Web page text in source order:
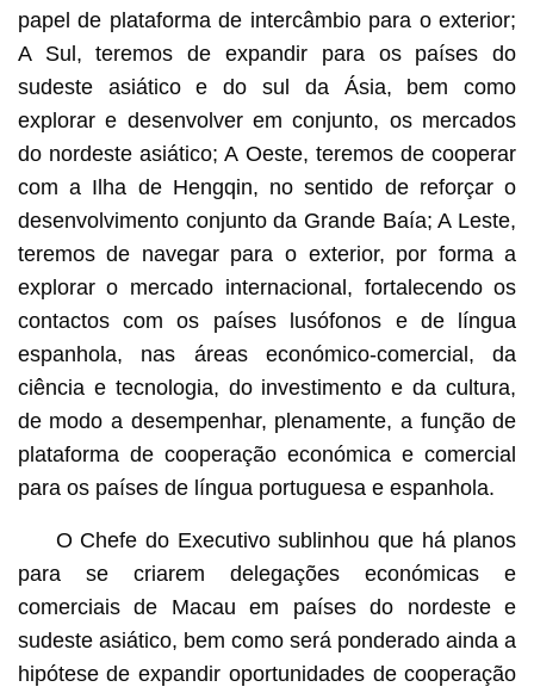
papel de plataforma de intercâmbio para o exterior;
A Sul, teremos de expandir para os países do
sudeste asiático e do sul da Ásia, bem como
explorar e desenvolver em conjunto, os mercados
do nordeste asiático; A Oeste, teremos de cooperar
com a Ilha de Hengqin, no sentido de reforçar o
desenvolvimento conjunto da Grande Baía; A Leste,
teremos de navegar para o exterior, por forma a
explorar o mercado internacional, fortalecendo os
contactos com os países lusófonos e de língua
espanhola, nas áreas económico-comercial, da
ciência e tecnologia, do investimento e da cultura,
de modo a desempenhar, plenamente, a função de
plataforma de cooperação económica e comercial
para os países de língua portuguesa e espanhola.
O Chefe do Executivo sublinhou que há planos
para se criarem delegações económicas e
comerciais de Macau em países do nordeste e
sudeste asiático, bem como será ponderado ainda a
hipótese de expandir oportunidades de cooperação